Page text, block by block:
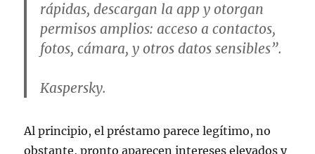
rápidas, descargan la app y otorgan
permisos amplios: acceso a contactos,
fotos, cámara, y otros datos sensibles”.
Kaspersky.
Al principio, el préstamo parece legítimo, no
obstante, pronto aparecen intereses elevados y